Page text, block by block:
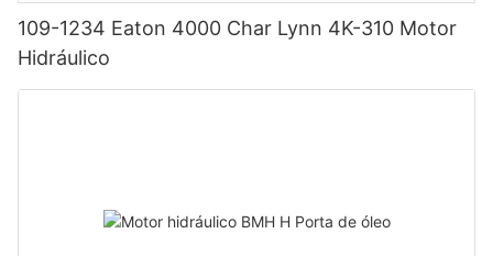
109-1234 Eaton 4000 Char Lynn 4K-310 Motor
Hidráulico